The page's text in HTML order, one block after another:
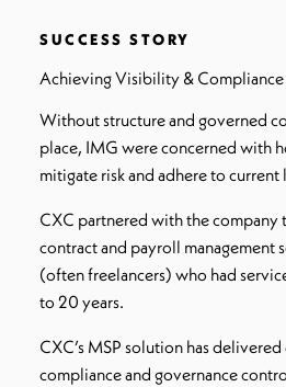
SUCCESS STORY
Achieving Visibility &
Without structure and governed
place, IMG were concerned with
mitigate risk and adhere to current
CXC partnered with the
contract and payroll management
(often freelancers) who had
to 20 years.
CXC’s MSP solution has
compliance and governance